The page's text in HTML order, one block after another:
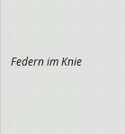
Federn im Knie